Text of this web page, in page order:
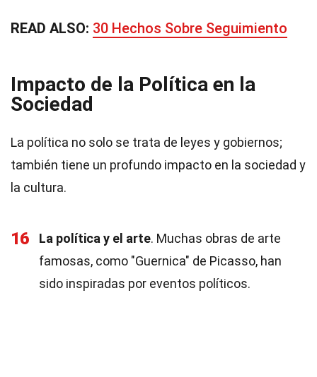
READ ALSO: 30 Hechos Sobre Seguimiento
Impacto de la Política en la
Sociedad
La política no solo se trata de leyes y gobiernos;
también tiene un profundo impacto en la sociedad y
la cultura.
16 La política y el arte. Muchas obras de arte
famosas, como "Guernica" de Picasso, han
sido inspiradas por eventos políticos.